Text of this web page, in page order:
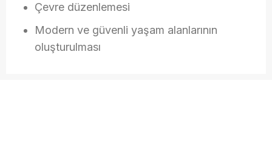
Çevre düzenlemesi
Modern ve güvenli yaşam alanlarının
oluşturulması